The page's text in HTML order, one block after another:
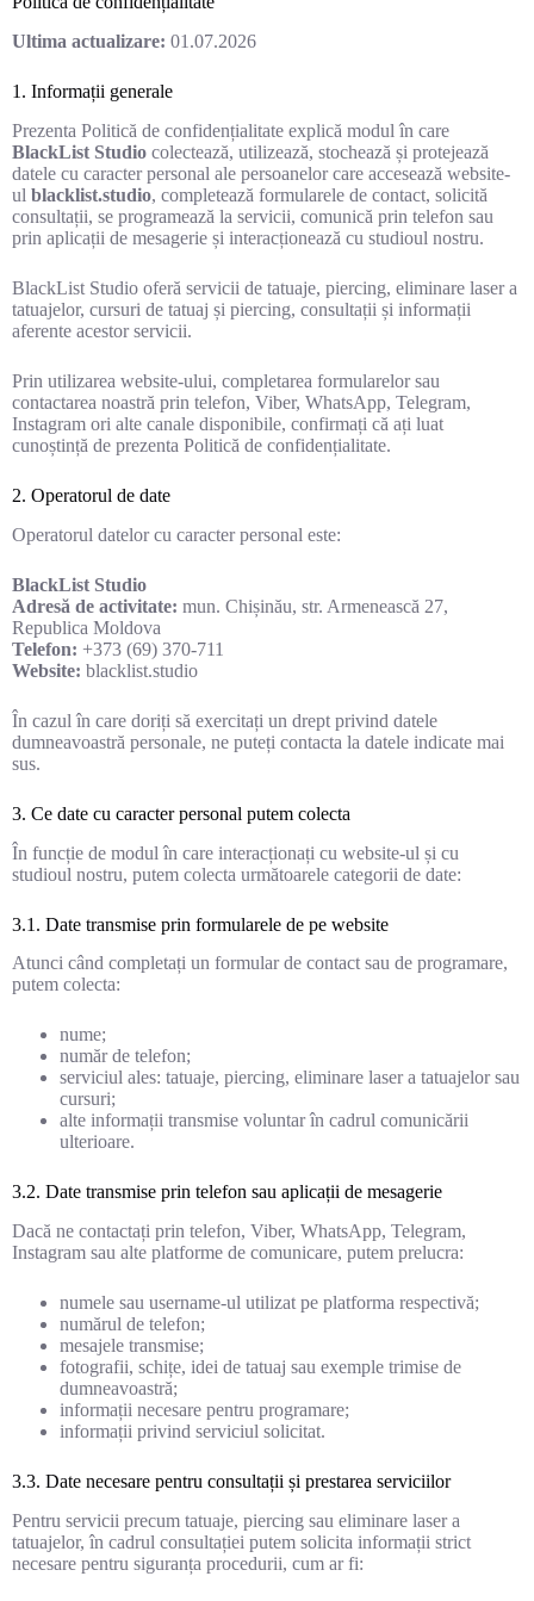
Ultima actualizare: 01.07.2026
1. Informații generale
Prezenta Politică de confidențialitate explică modul în care
BlackList Studio colectează, utilizează, stochează și protejează
datele cu caracter personal ale persoanelor care accesează website-
ul blacklist.studio, completează formularele de contact, solicită
consultații, se programează la servicii, comunică prin telefon sau
prin aplicații de mesagerie și interacționează cu studioul nostru.
BlackList Studio oferă servicii de tatuaje, piercing, eliminare laser a
tatuajelor, cursuri de tatuaj și piercing, consultații și informații
aferente acestor servicii.
Prin utilizarea website-ului, completarea formularelor sau
contactarea noastră prin telefon, Viber, WhatsApp, Telegram,
Instagram ori alte canale disponibile, confirmați că ați luat
cunoștință de prezenta Politică de confidențialitate.
2. Operatorul de date
Operatorul datelor cu caracter personal este:
BlackList Studio
Adresă de activitate: mun. Chișinău, str. Armenească 27,
Republica Moldova
Telefon: +373 (69) 370-711
Website: blacklist.studio
În cazul în care doriți să exercitați un drept privind datele
dumneavoastră personale, ne puteți contacta la datele indicate mai
sus.
3. Ce date cu caracter personal putem colecta
În funcție de modul în care interacționați cu website-ul și cu
studioul nostru, putem colecta următoarele categorii de date:
3.1. Date transmise prin formularele de pe website
Atunci când completați un formular de contact sau de programare,
putem colecta:
nume;
număr de telefon;
serviciul ales: tatuaje, piercing, eliminare laser a tatuajelor sau
cursuri;
alte informații transmise voluntar în cadrul comunicării
ulterioare.
3.2. Date transmise prin telefon sau aplicații de mesagerie
Dacă ne contactați prin telefon, Viber, WhatsApp, Telegram,
Instagram sau alte platforme de comunicare, putem prelucra:
numele sau username-ul utilizat pe platforma respectivă;
numărul de telefon;
mesajele transmise;
fotografii, schițe, idei de tatuaj sau exemple trimise de
dumneavoastră;
informații necesare pentru programare;
informații privind serviciul solicitat.
3.3. Date necesare pentru consultații și prestarea serviciilor
Pentru servicii precum tatuaje, piercing sau eliminare laser a
tatuajelor, în cadrul consultației putem solicita informații strict
necesare pentru siguranța procedurii, cum ar fi: